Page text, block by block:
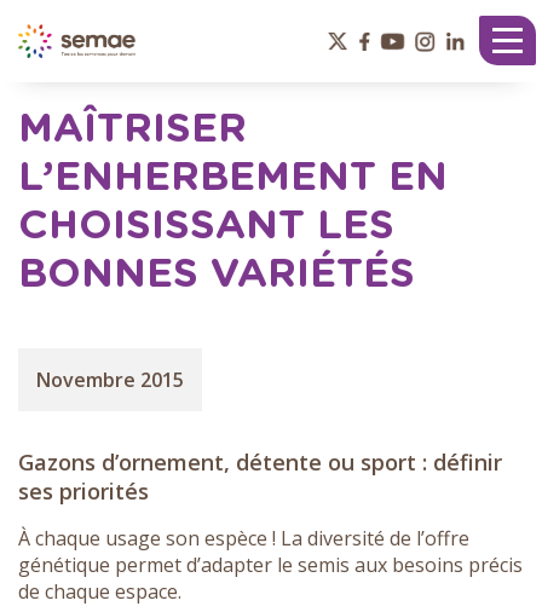
MAÎTRISER
L’ENHERBEMENT EN
CHOISISSANT LES
BONNES VARIÉTÉS
Novembre 2015
Gazons d’ornement, détente ou sport : définir
ses priorités
À chaque usage son espèce ! La diversité de l’offre
génétique permet d’adapter le semis aux besoins précis
de chaque espace.